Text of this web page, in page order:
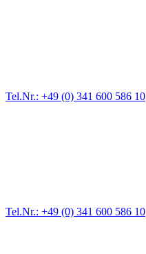
Tel.Nr.: +49 (0) 341 600 586 10
Tel.Nr.: +49 (0) 341 600 586 10